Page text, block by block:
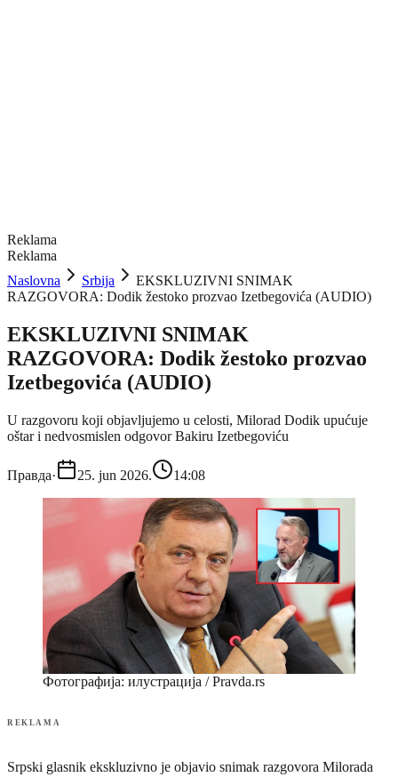
Reklama
Reklama
Naslovna
Srbija
EKSKLUZIVNI SNIMAK
RAZGOVORA: Dodik žestoko prozvao Izetbegovića (AUDIO)
EKSKLUZIVNI SNIMAK
RAZGOVORA: Dodik žestoko prozvao
Izetbegovića (AUDIO)
U razgovoru koji objavljujemo u celosti, Milorad Dodik upućuje
oštar i nedvosmislen odgovor Bakiru Izetbegoviću
Правда· 25. jun 2026. 14:08
Фотографија: илустрација / Pravda.rs
REKLAMA
Srpski glasnik ekskluzivno je objavio snimak razgovora Milorada